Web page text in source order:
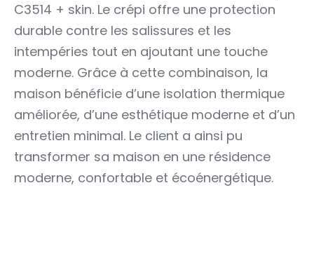
C3514 + skin. Le crépi offre une protection
durable contre les salissures et les
intempéries tout en ajoutant une touche
moderne. Grâce à cette combinaison, la
maison bénéficie d’une isolation thermique
améliorée, d’une esthétique moderne et d’un
entretien minimal. Le client a ainsi pu
transformer sa maison en une résidence
moderne, confortable et écoénergétique.